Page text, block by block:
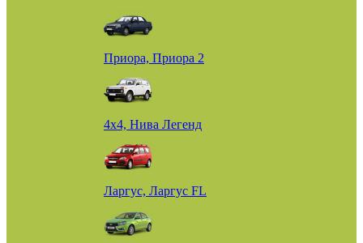
Приора, Приора 2
4х4, Нива Легенд
Ларгус, Ларгус FL